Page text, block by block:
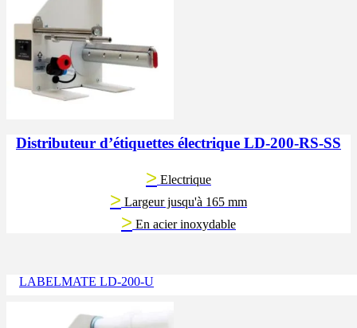
Distributeur d’étiquettes électrique LD-200-RS-SS
> Electrique
> Largeur jusqu'à 165 mm
> En acier inoxydable
LABELMATE LD-200-U